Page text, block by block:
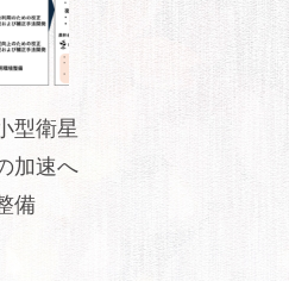
型衛星
加速へ
備